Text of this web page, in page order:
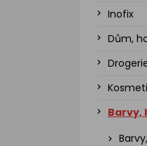
Inofix
Dům,
Barvy,